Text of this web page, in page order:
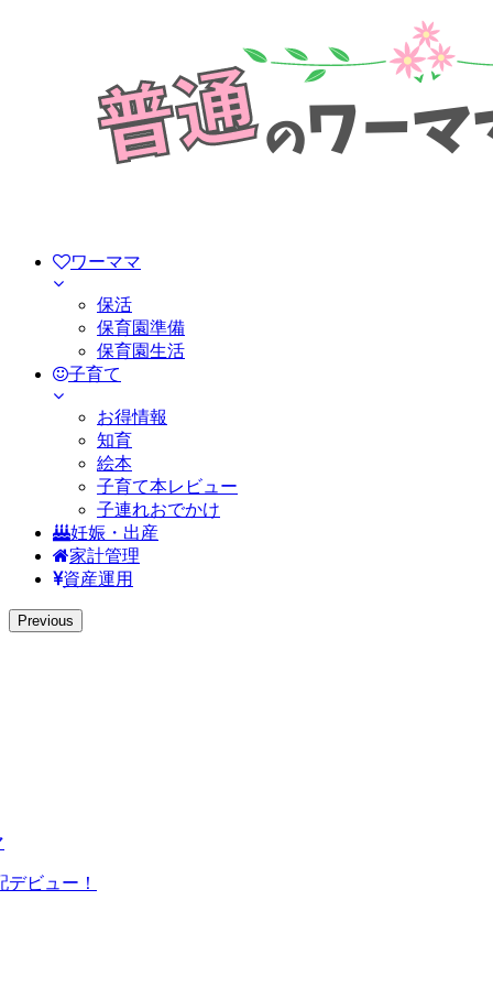
ワーママ
保活
保育園準備
保育園生活
子育て
お得情報
知育
絵本
子育て本レビュー
子連れおでかけ
妊娠・出産
家計管理
資産運用
Previous
ビュー！